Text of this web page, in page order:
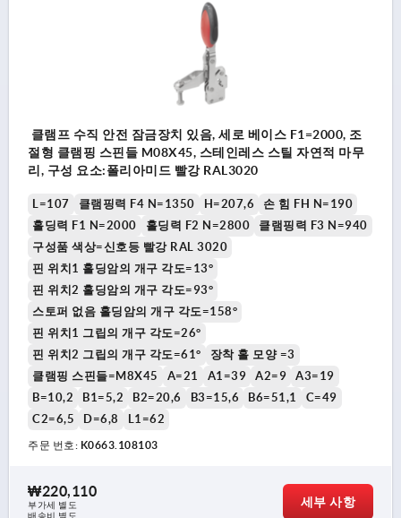
클램프 수직 안전 잠금장치 있음, 세로 베이스 F1=2000, 조
절형 클램핑 스핀들 M08X45, 스테인레스 스틸 자연적 마무
리, 구성 요소:폴리아미드 빨강 RAL3020
L=107 클램핑력 F4 N=1350 H=207,6
손 힘 FH N=190
홀딩력 F1 N=2000
홀딩력 F2 N=2800
클램핑력 F3 N=940
구성품 색상=신호등 빨강 RAL 3020
핀 위치1 홀딩암의 개구 각도=13°
핀 위치2 홀딩암의 개구 각도=93°
스토퍼 없음 홀딩암의 개구 각도=158°
핀 위치1 그립의 개구 각도=26°
핀 위치2 그립의 개구 각도=61°
장착 홀 모양 =3
클램핑 스핀들=M8X45
A=21 A1=39 A2=9
A3=19
B=10,2
B1=5,2 B2=20,6 B3=15,6 B6=51,1
C=49
C2=6,5
D=6,8 L1=62
주문 번호: K0663.108103
₩220,110
부가세 별도
배송비 별도
세부 사항